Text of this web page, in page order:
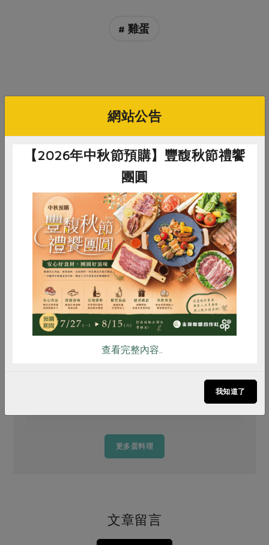
# 雞蛋
你可能有興趣的食譜
更多蛋料理
文章留言
惜食 RPET 食譜 減硝酸鹽
雞蛋 食安 共同購買
網站公告
【2026年中秋節預購】豐馥秋節禮饗
團圓
查看完整內容..
我知道了